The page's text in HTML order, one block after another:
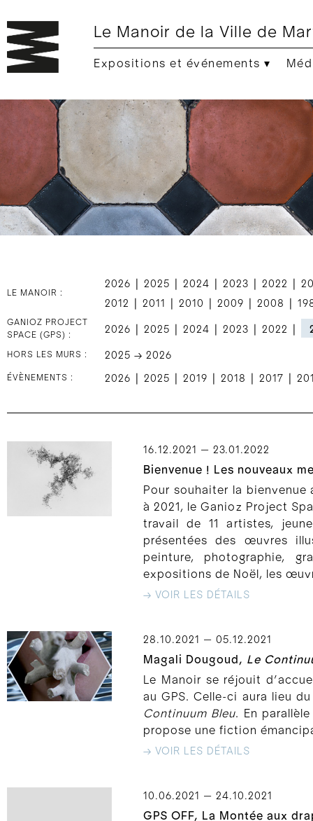
Le Manoir de la Ville de
Expositions et événements ▾
LE MANOIR :
2026 2025 2024 2023 2022
2012
2011 2010 2009 2008
GANIOZ PROJECT
SPACE (GPS) :
2026 2025 2024 2023 2022
HORS LES MURS : 2025 → 2026
ÉVÈNEMENTS : 2026 2025 2019 2018 2017
16.12.2021 — 23.01.2022
Bienvenue ! Les nouveaux
Pour souhaiter la bienvenue
à 2021, le Ganioz Project
travail de 11 artistes,
présentées des œuvres
peinture, photographie,
expositions de Noël, les
→ VOIR LES DÉTAILS
28.10.2021 — 05.12.2021
Magali Dougoud, Le
Le Manoir se réjouit
au GPS. Celle-ci aura lieu
Continuum Bleu. En
propose une fiction
→ VOIR LES DÉTAILS
10.06.2021 — 24.10.2021
GPS OFF, La Montée aux